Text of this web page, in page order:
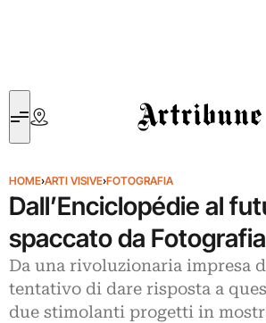
Artribune
HOME›ARTI VISIVE›FOTOGRAFIA
Dall’Enciclopédie al
spaccato da
Da una rivoluzionaria impresa
tentativo di dare risposta a
due stimolanti progetti in